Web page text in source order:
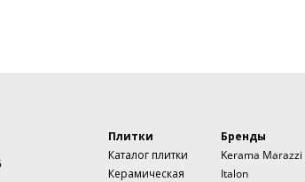
Плитки
Каталог плитки
Керамическая
Бренды
Kerama Marazzi
Italon